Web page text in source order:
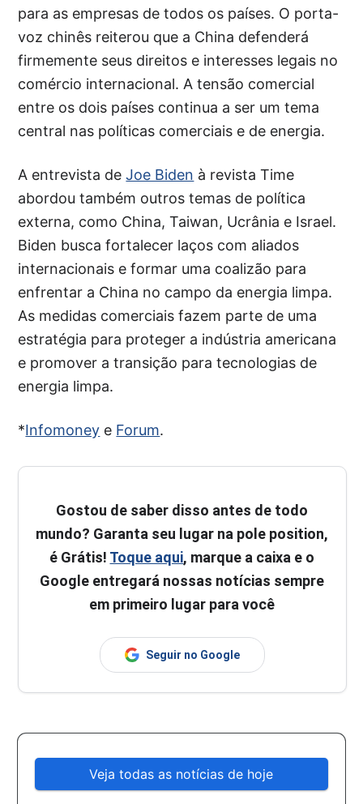
para as empresas de todos os países. O porta-
voz chinês reiterou que a China defenderá
firmemente seus direitos e interesses legais no
comércio internacional. A tensão comercial
entre os dois países continua a ser um tema
central nas políticas comerciais e de energia.
A entrevista deJoe Biden à revista Time
abordou também outros temas de política
externa, como China, Taiwan, Ucrânia e Israel.
Biden busca fortalecer laços com aliados
internacionais e formar uma coalizão para
enfrentar a China no campo da energia limpa.
As medidas comerciais fazem parte de uma
estratégia para proteger a indústria americana
e promover a transição para tecnologias de
energia limpa.
*Infomoney e Forum.
Gostou de saber disso antes de todo
mundo? Garanta seu lugar na pole position,
é Grátis! Toque aqui, marque a caixa e o
Google entregará nossas notícias sempre
em primeiro lugar para você
Seguir no Google
Veja todas as notícias de hoje